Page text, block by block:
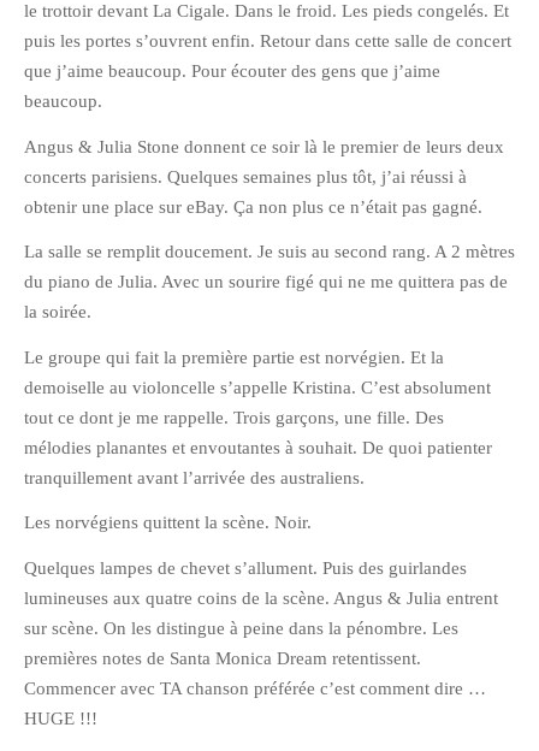
Ailleurs
Créa
Culture
Miaaam!
Trouvailles
BLOGROLL
David
Delphine
Vânia
ARCHIVES
avril 2016
le trottoir devant La Cigale. Dans le froid. Les pieds congelés. Et
puis les portes s’ouvrent enfin. Retour dans cette salle de concert
que j’aime beaucoup. Pour écouter des gens que j’aime
beaucoup.
Angus & Julia Stone donnent ce soir là le premier de leurs deux
concerts parisiens. Quelques semaines plus tôt, j’ai réussi à
obtenir une place sur eBay. Ça non plus ce n’était pas gagné.
La salle se remplit doucement. Je suis au second rang. A 2 mètres
du piano de Julia. Avec un sourire figé qui ne me quittera pas de
la soirée.
Le groupe qui fait la première partie est norvégien. Et la
demoiselle au violoncelle s’appelle Kristina. C’est absolument
tout ce dont je me rappelle. Trois garçons, une fille. Des
mélodies planantes et envoutantes à souhait. De quoi patienter
tranquillement avant l’arrivée des australiens.
Les norvégiens quittent la scène. Noir.
Quelques lampes de chevet s’allument. Puis des guirlandes
lumineuses aux quatre coins de la scène. Angus & Julia entrent
sur scène. On les distingue à peine dans la pénombre. Les
premières notes de Santa Monica Dream retentissent.
Commencer avec TA chanson préférée c’est comment dire …
HUGE !!!